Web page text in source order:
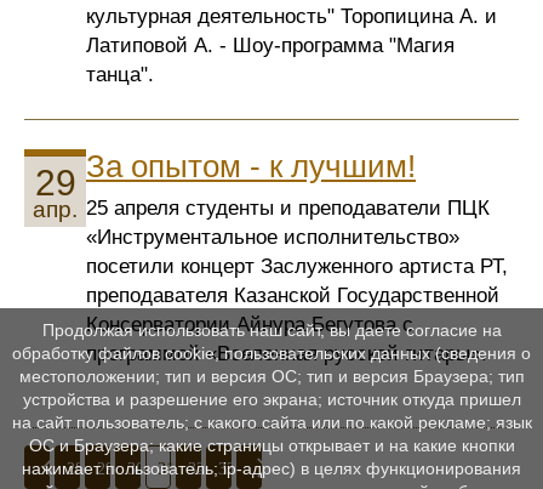
культурная деятельность" Торопицина А. и
Латиповой А. - Шоу-программа "Магия
танца".
29
апр.
За опытом - к лучшим!
25 апреля студенты и преподаватели ПЦК
«Инструментальное исполнительство»
посетили концерт Заслуженного артиста РТ,
преподавателя Казанской Государственной
Консерватории Айнура Бегутова с
программой «Вселенная русской гитары».
28 29 30 31 32 33
Продолжая использовать наш сайт, вы даете согласие на
обработку файлов cookie, пользовательских данных (сведения о
местоположении; тип и версия ОС; тип и версия Браузера; тип
устройства и разрешение его экрана; источник откуда пришел
на сайт пользователь; с какого сайта или по какой рекламе; язык
ОС и Браузера; какие страницы открывает и на какие кнопки
нажимает пользователь; ip-адрес) в целях функционирования